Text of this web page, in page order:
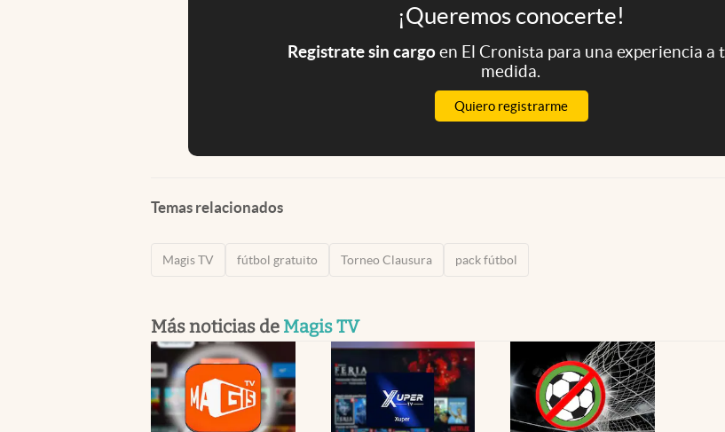
¡Queremos conocerte!
Registrate sin cargoen El Cronista para una experiencia a
medida.
Quiero registrarme
Temas relacionados
Magis TV fútbol gratuito Torneo Clausura pack fútbol
Más noticias de Magis TV